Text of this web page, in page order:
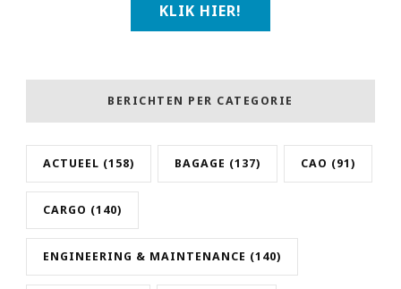
KLIK HIER!
BERICHTEN PER CATEGORIE
ACTUEEL (158) BAGAGE (137) CAO (91)
CARGO (140)
ENGINEERING & MAINTENANCE (140)